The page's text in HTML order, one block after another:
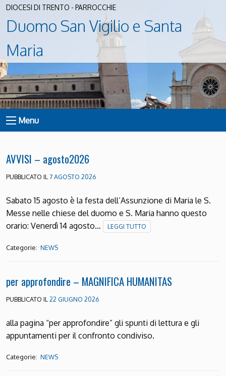
DIOCESI DI TRENTO - PARROCCHIE
Duomo San Vigilio e Santa
Maria
Menu
AVVISI – agosto2026
PUBBLICATO IL 7 AGOSTO 2026
Sabato 15 agosto è la festa dell’Assunzione di Maria le S.
Messe nelle chiese del duomo e S. Maria hanno questo
orario: Venerdì 14 agosto…
LEGGI TUTTO
Categorie: NEWS
per approfondire – MAGNIFICA HUMANITAS
PUBBLICATO IL 22 GIUGNO 2026
alla pagina “per approfondire” gli spunti di lettura e gli
appuntamenti per il confronto condiviso.
Categorie: NEWS